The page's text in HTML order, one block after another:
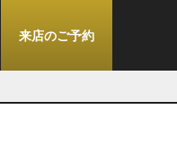
来店のご予約